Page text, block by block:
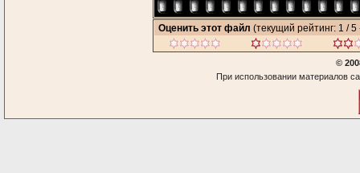
Оценить этот файл (текущий рейтинг: 1 / 5
©
При использовании материалов